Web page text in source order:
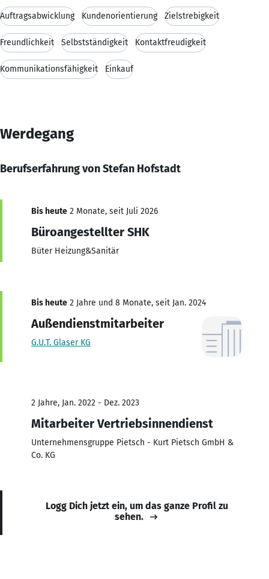
Auftragsabwicklung Kundenorientierung Zielstrebigkeit
Freundlichkeit Selbstständigkeit Kontaktfreudigkeit
Kommunikationsfähigkeit Einkauf
Werdegang
Berufserfahrung von Stefan Hofstadt
Bis heute 2 Monate, seit Juli 2026
Büroangestellter SHK
Büter Heizung&Sanitär
Bis heute 2 Jahre und 8 Monate, seit Jan. 2024
Außendienstmitarbeiter
G.U.T. Glaser KG
2 Jahre, Jan. 2022 - Dez. 2023
Mitarbeiter Vertriebsinnendienst
Unternehmensgruppe Pietsch - Kurt Pietsch GmbH &
Co. KG
Logg Dich jetzt ein, um das ganze Profil zu
sehen.